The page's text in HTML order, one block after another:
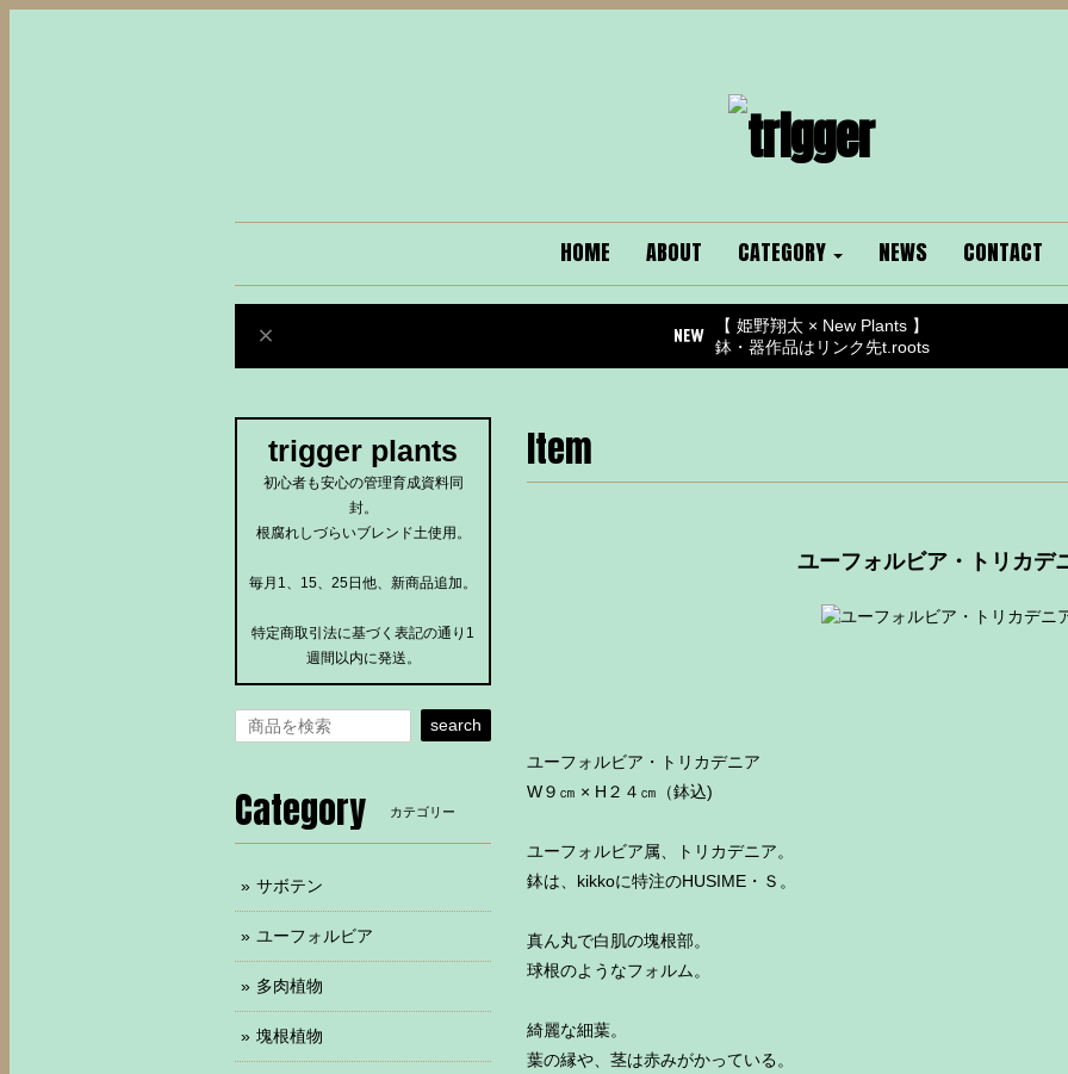
HOME ABOUT CATEGORY NEWS CONTACT
【 姫野翔太 × New Plants 】
鉢・器作品はリンク先t.roots
Item
ユーフォルビア・トリカデ
ユーフォルビア・トリカデニア
W９㎝ × H２４㎝（鉢込)
ユーフォルビア属、トリカデニア。
鉢は、kikkoに特注のHUSIME・Ｓ。
真ん丸で白肌の塊根部。
球根のようなフォルム。
綺麗な細葉。
葉の縁や、茎は赤みがかっている。
trigger plants
初心者も安心の管理育成資料同
封。
根腐れしづらいブレンド土使用。
毎月1、15、25日他、新商品追加。
特定商取引法に基づく表記の通り1
週間以内に発送。
search
Category カテゴリー
サボテン
ユーフォルビア
多肉植物
塊根植物